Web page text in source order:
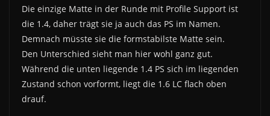
Die einzige Matte in der Runde mit Profile Support ist
die 1.4, daher trägt sie ja auch das PS im Namen.
Demnach müsste sie die formstabilste Matte sein.
Den Unterschied sieht man hier wohl ganz gut.
Während die unten liegende 1.4 PS sich im liegenden
Zustand schon vorformt, liegt die 1.6 LC flach oben
drauf.